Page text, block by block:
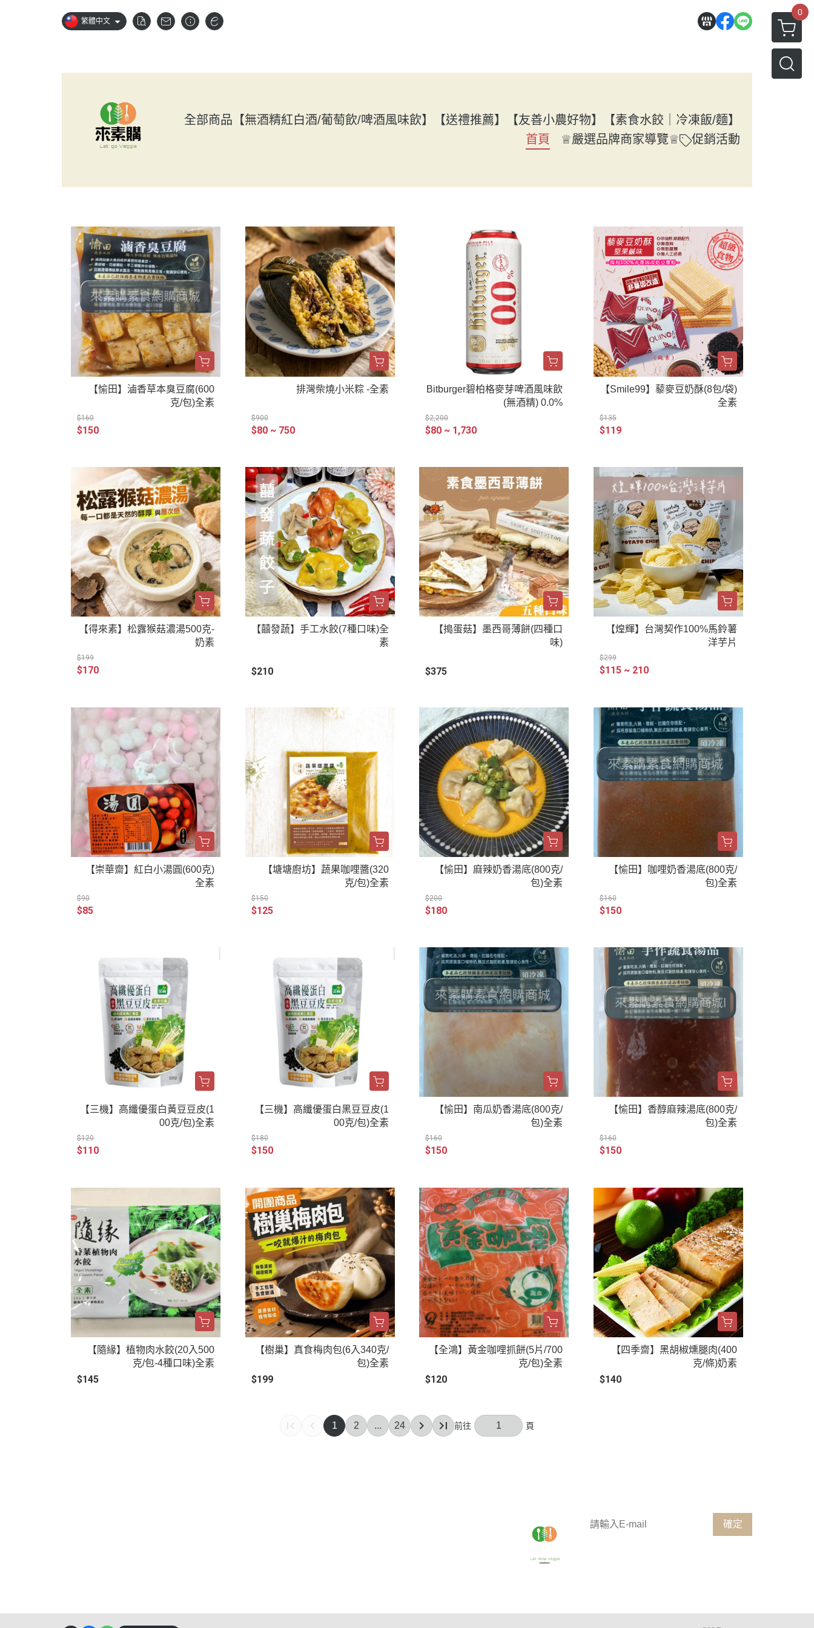
繁體中文
0
全部商品 【無酒精紅白酒/葡萄飲/啤酒風味飲】 【送禮推薦】 【友善小農好物】
【素食水餃｜冷凍飯/麵】
首頁
ㅤ♕嚴選品牌商家導覽♕ 促銷活動
【愉田】滷香草本臭豆腐(600
克/包)全素
$160
$150
排灣柴燒小米粽 -全素
$900
$80 ~ 750
Bitburger碧柏格麥芽啤酒風味飲
(無酒精) 0.0%
$2,200
$80 ~ 1,730
【Smile99】藜麥豆奶酥(8包/袋)
全素
$135
$119
【得來素】松露猴菇濃湯500克-
奶素
$199
$170
【囍發蔬】手工水餃(7種口味)全
素
$210
【搗蛋菇】墨西哥薄餅(四種口
味)
$375
【煌輝】台灣契作100%馬鈴薯
洋芋片
$299
$115 ~ 210
【崇華齋】紅白小湯圓(600克)
全素
$90
$85
【塘塘廚坊】蔬果咖哩醬(320
克/包)全素
$150
$125
【愉田】麻辣奶香湯底(800克/
包)全素
$200
$180
【愉田】咖哩奶香湯底(800克/
包)全素
$160
$150
【三機】高纖優蛋白黃豆豆皮(1
00克/包)全素
$120
$110
【三機】高纖優蛋白黑豆豆皮(1
00克/包)全素
$180
$150
【愉田】南瓜奶香湯底(800克/
包)全素
$160
$150
【愉田】香醇麻辣湯底(800克/
包)全素
$160
$150
【隨緣】植物肉水餃(20入500
克/包-4種口味)全素
$145
【樹巢】真食梅肉包(6入340克/
包)全素
$199
【全鴻】黃金咖哩抓餅(5片/700
克/包)全素
$120
【四季齋】黑胡椒燻腿肉(400
克/條)奶素
$140
1 2 ... 24
確定